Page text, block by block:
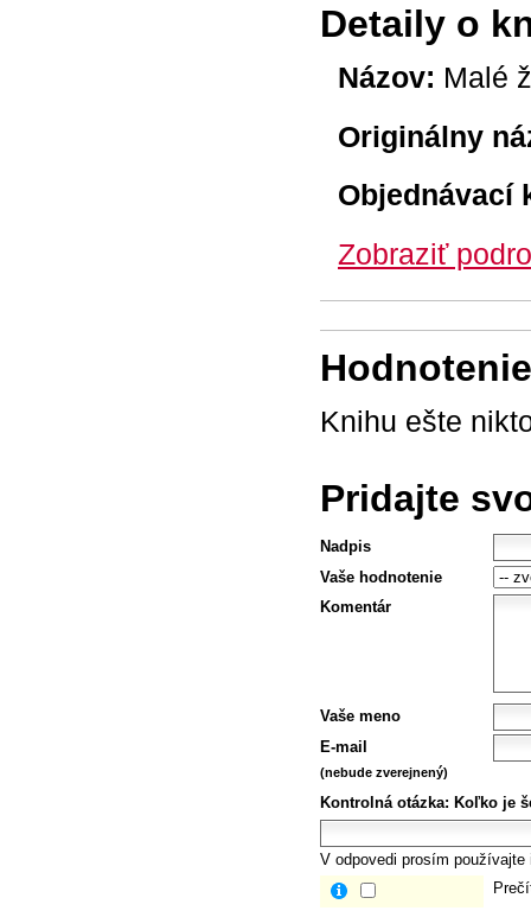
Detaily o
Názov: Malé
Originálny
Objednávací
Zobraziť
Knihu ešte
Pridajte
Nadpis
Vaše hodnotenie
Komentár
Vaše meno
E-mail
(nebude zverejnený)
Kontrolná otázka: Koľko je
V odpovedi prosím